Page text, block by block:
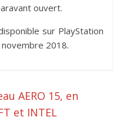
ouvert.
sur PlayStation
2018.
AERO 15, en
et INTEL